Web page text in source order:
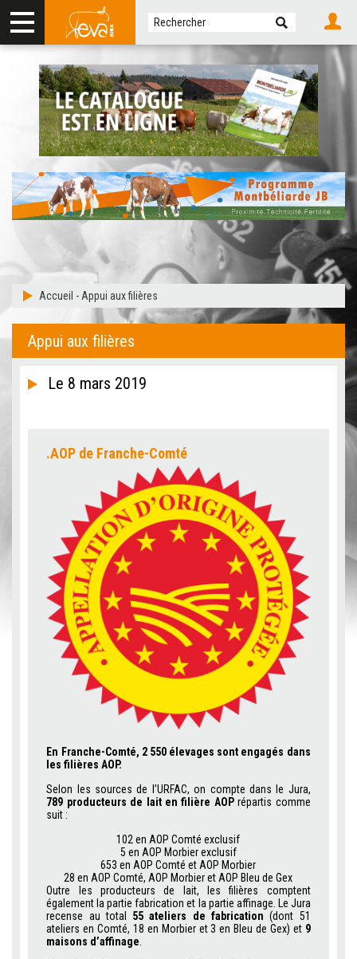
Accueil - Appui aux filières
Appui aux filières
Le 8 mars 2019
.AOP de Franche-Comté
En Franche-Comté, 2 550 élevages sont engagés dans
les filières AOP.
Selon les sources de l’URFAC, on compte dans le Jura,
789 producteurs de lait en filière AOPrépartis comme
suit :
102 en AOP Comté exclusif
5 en AOP Morbier exclusif
653 en AOP Comté et AOP Morbier
28 en AOP Comté, AOP Morbier et AOP Bleu de Gex
Outre les producteurs de lait, les filières comptent
également la partie fabrication et la partie affinage. Le Jura
recense au total 55 ateliers de fabrication (dont 51
ateliers en Comté, 18 en Morbier et 3 en Bleu de Gex) et 9
maisons d’affinage.